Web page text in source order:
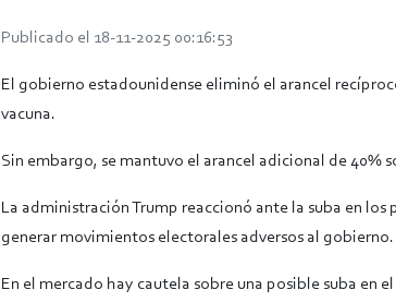
Publicado el 18-11-2025 00:16:53
El gobierno estadounidense eliminó el arancel
vacuna.
Sin embargo, se mantuvo el arancel adicional de 40%
La administración Trump reaccionó ante la suba en
generar movimientos electorales adversos al gobierno.
En el mercado hay cautela sobre una posible suba en